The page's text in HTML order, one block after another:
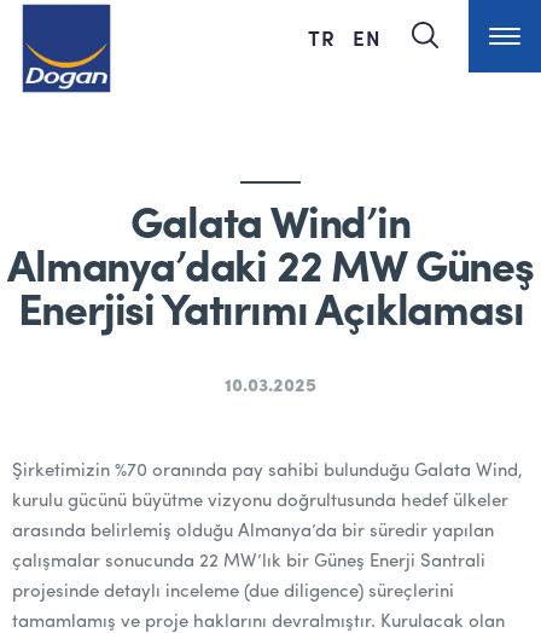
TR EN
Galata Wind’in
Almanya’daki 22 MW Güneş
Enerjisi Yatırımı Açıklaması
10.03.2025
Şirketimizin %70 oranında pay sahibi bulunduğu Galata Wind,
kurulu gücünü büyütme vizyonu doğrultusunda hedef ülkeler
arasında belirlemiş olduğu Almanya’da bir süredir yapılan
çalışmalar sonucunda 22 MW’lık bir Güneş Enerji Santrali
projesinde detaylı inceleme (due diligence) süreçlerini
tamamlamış ve proje haklarını devralmıştır. Kurulacak olan